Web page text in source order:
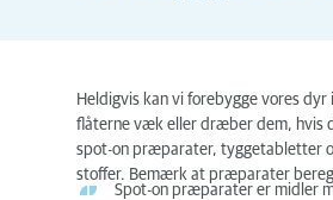
Heldigvis kan vi forebygge vores
flåterne væk eller dræber dem, hvis
spot-on præparater, tyggetabletter
stoffer. Bemærk at præparater
Spot-on præparater er midler